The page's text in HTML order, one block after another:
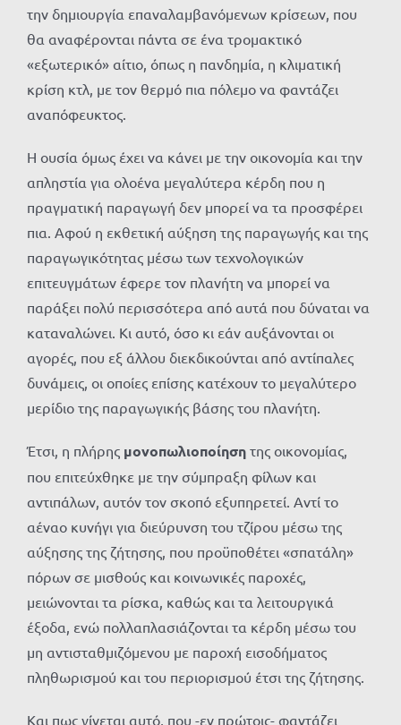
την δημιουργία επαναλαμβανόμενων κρίσεων, που
θα αναφέρονται πάντα σε ένα τρομακτικό
«εξωτερικό» αίτιο, όπως η πανδημία, η κλιματική
κρίση κτλ, με τον θερμό πια πόλεμο να φαντάζει
αναπόφευκτος.
Η ουσία όμως έχει να κάνει με την οικονομία και την
απληστία για ολοένα μεγαλύτερα κέρδη που η
πραγματική παραγωγή δεν μπορεί να τα προσφέρει
πια. Αφού η εκθετική αύξηση της παραγωγής και της
παραγωγικότητας μέσω των τεχνολογικών
επιτευγμάτων έφερε τον πλανήτη να μπορεί να
παράξει πολύ περισσότερα από αυτά που δύναται να
καταναλώνει. Κι αυτό, όσο κι εάν αυξάνονται οι
αγορές, που εξ άλλου διεκδικούνται από αντίπαλες
δυνάμεις, οι οποίες επίσης κατέχουν το μεγαλύτερο
μερίδιο της παραγωγικής βάσης του πλανήτη.
Έτσι, η πλήρης μονοπωλιοποίηση της οικονομίας,
που επιτεύχθηκε με την σύμπραξη φίλων και
αντιπάλων, αυτόν τον σκοπό εξυπηρετεί. Αντί το
αέναο κυνήγι για διεύρυνση του τζίρου μέσω της
αύξησης της ζήτησης, που προϋποθέτει «σπατάλη»
πόρων σε μισθούς και κοινωνικές παροχές,
μειώνονται τα ρίσκα, καθώς και τα λειτουργικά
έξοδα, ενώ πολλαπλασιάζονται τα κέρδη μέσω του
μη αντισταθμιζόμενου με παροχή εισοδήματος
πληθωρισμού και του περιορισμού έτσι της ζήτησης.
Και πως γίνεται αυτό, που -εν πρώτοις- φαντάζει